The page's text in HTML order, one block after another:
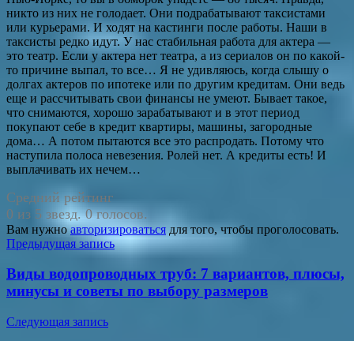
никто из них не голодает. Они подрабатывают таксистами
или курьерами. И ходят на кастинги после работы. Наши в
таксисты редко идут. У нас стабильная работа для актера —
это театр. Если у актера нет театра, а из сериалов он по какой-
то причине выпал, то все… Я не удивляюсь, когда слышу о
долгах актеров по ипотеке или по другим кредитам. Они ведь
еще и рассчитывать свои финансы не умеют. Бывает такое,
что снимаются, хорошо зарабатывают и в этот период
покупают себе в кредит квартиры, машины, загородные
дома… А потом пытаются все это распродать. Потому что
наступила полоса невезения. Ролей нет. А кредиты есть! И
выплачивать их нечем…
Средний рейтинг
0 из 5 звезд. 0 голосов.
Вам нужноавторизироваться для того, чтобы проголосовать.
Навигация
по
записям
Предыдущая запись
Виды водопроводных труб: 7 вариантов, плюсы,
минусы и советы по выбору размеров
Следующая запись